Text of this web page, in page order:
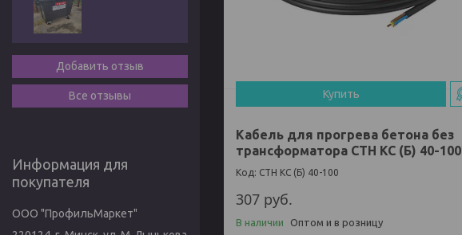
Купить
Кабель для прогрева бетона без
трансформатора СТН КС (Б) 40-100
СТН КС (Б) 40-100
307 руб.
В наличии Оптом и в розницу
Добавить отзыв
Все отзывы
Информация для
покупателя
ООО "ПрофильМаркет"